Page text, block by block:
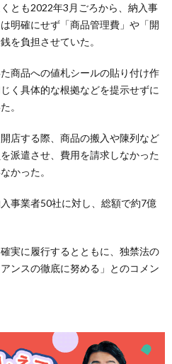
とも2022年3月ごろから、納入事
明確にせず「商品管理費」や「開
を負担させていた。
商品への値札シールの貼り付け作
く具体的な根拠などを提示せずに
。
店する際、商品の搬入や陳列など
派遣させ、費用を請求しなかった
かった。
事業者50社に対し、総額で約7億
実に履行するとともに、独禁法の
ンスの徹底に努める」とのコメン